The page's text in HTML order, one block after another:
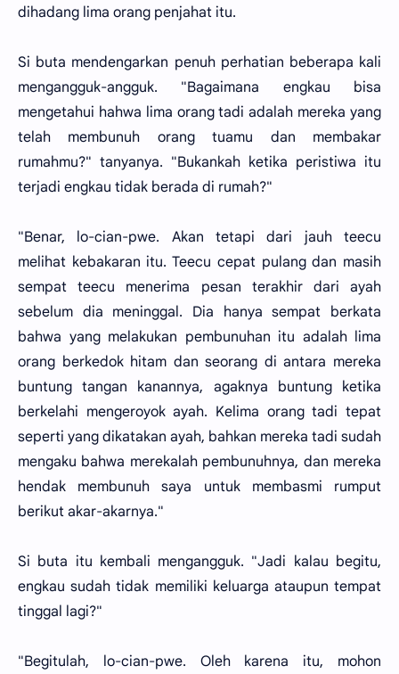
dihadang lima orang penjahat itu.
Si buta mendengarkan penuh perhatian beberapa kali
mengangguk-angguk. "Bagaimana engkau bisa
mengetahui hahwa lima orang tadi adalah mereka yang
telah membunuh orang tuamu dan membakar
rumahmu?" tanyanya. "Bukankah ketika peristiwa itu
terjadi engkau tidak berada di rumah?"
"Benar, lo-cian-pwe. Akan tetapi dari jauh teecu
melihat kebakaran itu. Teecu cepat pulang dan masih
sempat teecu menerima pesan terakhir dari ayah
sebelum dia meninggal. Dia hanya sempat berkata
bahwa yang melakukan pembunuhan itu adalah lima
orang berkedok hitam dan seorang di antara mereka
buntung tangan kanannya, agaknya buntung ketika
berkelahi mengeroyok ayah. Kelima orang tadi tepat
seperti yang dikatakan ayah, bahkan mereka tadi sudah
mengaku bahwa merekalah pembunuhnya, dan mereka
hendak membunuh saya untuk membasmi rumput
berikut akar-akarnya."
Si buta itu kembali mengangguk. "Jadi kalau begitu,
engkau sudah tidak memiliki keluarga ataupun tempat
tinggal lagi?"
"Begitulah, lo-cian-pwe. Oleh karena itu, mohon